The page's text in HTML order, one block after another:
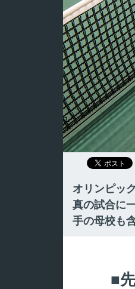
オリンピッ
真の試合に
手の母校も